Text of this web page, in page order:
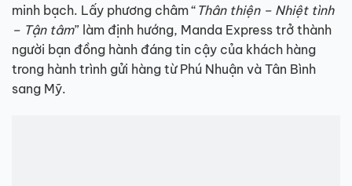
minh bạch. Lấy phương châm “ Thân thiện – Nhiệt tình
– Tận tâm” làm định hướng, Manda Express trở thành
người bạn đồng hành đáng tin cậy của khách hàng
trong hành trình gửi hàng từ Phú Nhuận và Tân Bình
sang Mỹ.